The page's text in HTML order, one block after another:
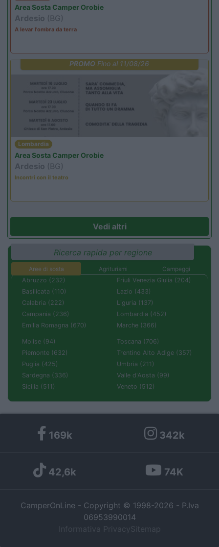
Area Sosta Camper Orobie
Ardesio (BG)
A levar l'ombra da terra
PROMO Fino al 11/08/26
Lombardia
Area Sosta Camper Orobie
Ardesio (BG)
Incontri con il teatro
Vedi altri
Ricerca rapida per regione
Aree di sosta Agriturismi
Campeggi
Abruzzo (232)
Basilicata (110)
Calabria (222)
Campania (236)
Emilia Romagna (670)
Friuli Venezia Giulia (204)
Lazio (433)
Liguria (137)
Lombardia (452)
Marche (366)
Molise (94)
Piemonte (632)
Puglia (425)
Sardegna (336)
Sicilia (511)
Toscana (706)
Trentino Alto Adige (357)
Umbria (211)
Valle d'Aosta (99)
Veneto (512)
169k 342k
42,6k 74K
CamperOnLine - Copyright © 1998-2026 - P.Iva
06953990014
Informativa Privacy Sitemap